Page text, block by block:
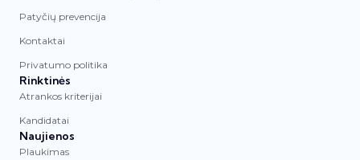
Patyčių prevencija
Kontaktai
Privatumo politika
Rinktinės
Atrankos kriterijai
Kandidatai
Naujienos
Plaukimas